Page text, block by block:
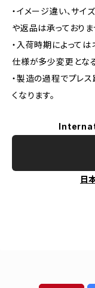
・イメージ違い、サ
や返品は承っておりま
・入荷時期によっては
仕様が多少変更とな
・製造の過程でプレ
くなります。
日